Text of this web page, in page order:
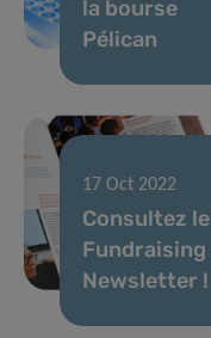
la bourse
Pélican
17 Oct 2022
Consultez le
Fundraising
Newsletter !